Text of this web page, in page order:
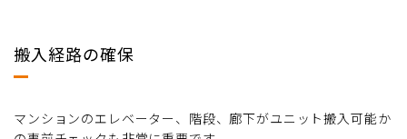
搬入経路の確保
マンションのエレベーター、階段、廊下がユニット搬入可能か